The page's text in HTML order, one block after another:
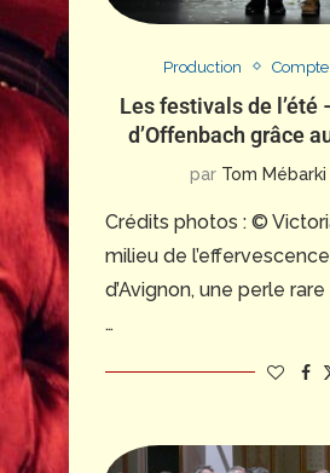
Production
Les festivals de l’été
d’Offenbach grâce
par Tom Mébarki
Crédits photos : ©
milieu de
d’Avignon, une perle
…